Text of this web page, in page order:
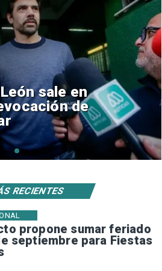
formalizan
propone sumar feriado
septiembre para Fiestas
RECIENTES